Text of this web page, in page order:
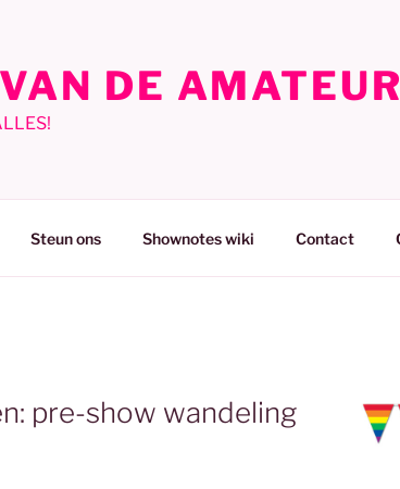
DE AMATEUR
Steun ons Shownotes wiki Contact
pre-show wandeling